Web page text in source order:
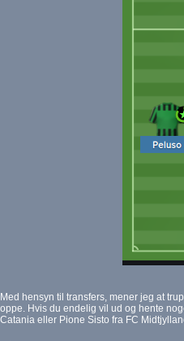
Med hensyn til transfers, mener jeg at
oppe. Hvis du endelig vil ud og hente
Catania eller Pione Sisto fra FC